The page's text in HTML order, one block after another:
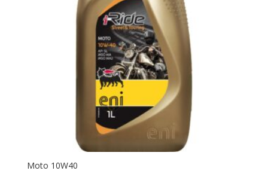
Moto 10W40